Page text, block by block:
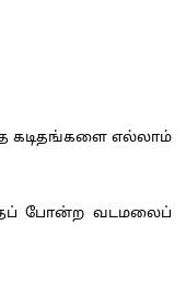
கடிதங்களை எல்லாம்
போன்ற வடமலைப்